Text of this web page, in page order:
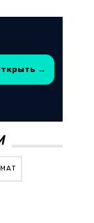
→